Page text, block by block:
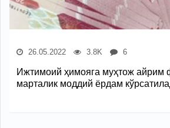
26.05.2022 3.8K 6
Ижтимоий ҳимояга муҳтож айрим
марталик моддий ёрдам